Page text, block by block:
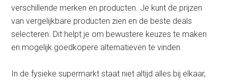
verschillende merken en producten. Je kunt de prijzen
van vergelijkbare producten zien en de beste deals
selecteren. Dit helpt je om bewustere keuzes te maken
en mogelijk goedkopere alternatieven te vinden.
In de fysieke supermarkt staat niet altijd alles bij elkaar,